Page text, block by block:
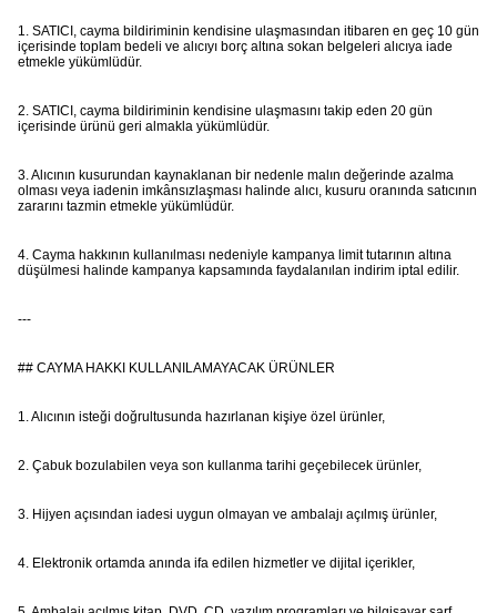
1. SATICI, cayma bildiriminin kendisine ulaşmasından itibaren en geç 10 gün
içerisinde toplam bedeli ve alıcıyı borç altına sokan belgeleri alıcıya iade
etmekle yükümlüdür.
2. SATICI, cayma bildiriminin kendisine ulaşmasını takip eden 20 gün
içerisinde ürünü geri almakla yükümlüdür.
3. Alıcının kusurundan kaynaklanan bir nedenle malın değerinde azalma
olması veya iadenin imkânsızlaşması halinde alıcı, kusuru oranında satıcının
zararını tazmin etmekle yükümlüdür.
4. Cayma hakkının kullanılması nedeniyle kampanya limit tutarının altına
düşülmesi halinde kampanya kapsamında faydalanılan indirim iptal edilir.
---
## CAYMA HAKKI KULLANILAMAYACAK ÜRÜNLER
1. Alıcının isteği doğrultusunda hazırlanan kişiye özel ürünler,
2. Çabuk bozulabilen veya son kullanma tarihi geçebilecek ürünler,
3. Hijyen açısından iadesi uygun olmayan ve ambalajı açılmış ürünler,
4. Elektronik ortamda anında ifa edilen hizmetler ve dijital içerikler,